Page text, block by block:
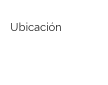
Ubicación